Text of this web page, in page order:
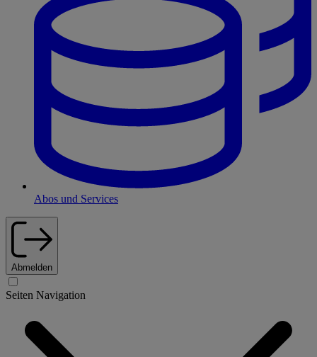
Abos und Services
Abmelden
Seiten Navigation